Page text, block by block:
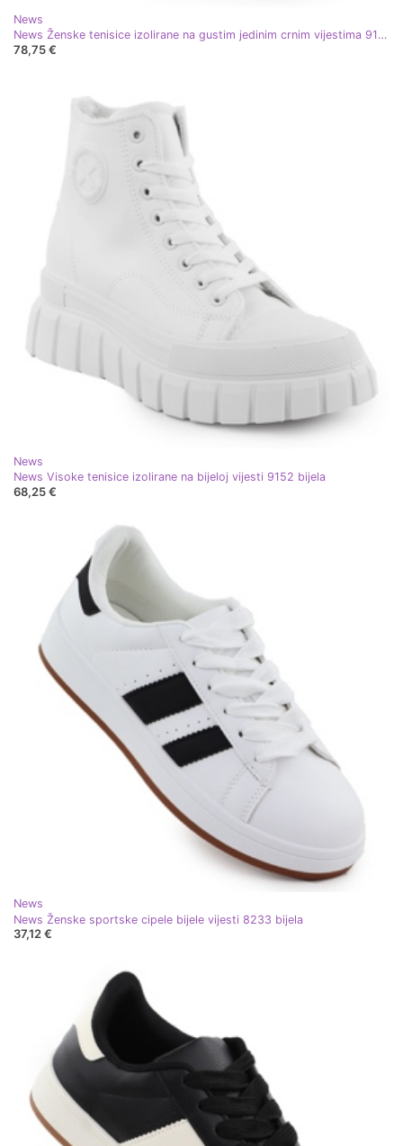
News
News Ženske tenisice izolirane na gustim jedinim crnim vijestima 9121 crna
78,75 €
News
News Visoke tenisice izolirane na bijeloj vijesti 9152 bijela
68,25 €
News
News Ženske sportske cipele bijele vijesti 8233 bijela
37,12 €